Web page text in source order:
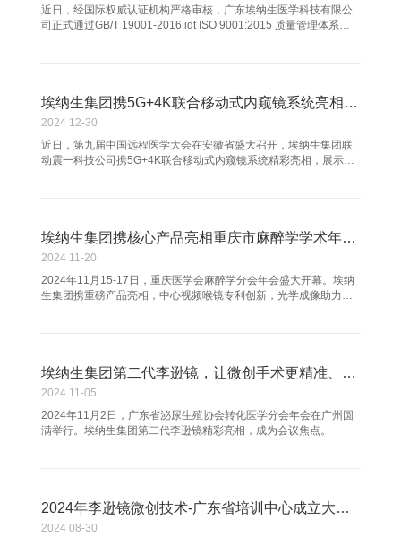
近日，经国际权威认证机构严格审核，广东埃纳生医学科技有限公
司正式通过GB/T 19001-2016 idt ISO 9001:2015 质量管理体系认
埃纳生集团携5G+4K联合移动式内窥镜系统亮相第九届中国远程医学大会
2024 12-30
近日，第九届中国远程医学大会在安徽省盛大召开，埃纳生集团联
动震一科技公司携5G+4K联合移动式内窥镜系统精彩亮相，展示了
埃纳生集团携核心产品亮相重庆市麻醉学学术年会，引领行业新发展
2024 11-20
2024年11月15-17日，重庆医学会麻醉学分会年会盛大开幕。埃纳
生集团携重磅产品亮相，中心视频喉镜专利创新，光学成像助力插
埃纳生集团第二代李逊镜，让微创手术更精准、更安全！
2024 11-05
2024年11月2日，广东省泌尿生殖协会转化医学分会年会在广州圆
满举行。埃纳生集团第二代李逊镜精彩亮相，成为会议焦点。
2024年李逊镜微创技术-广东省培训中心成立大会暨培训班
2024 08-30